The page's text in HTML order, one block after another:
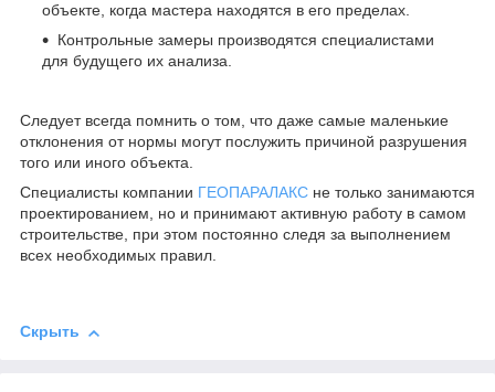
объекте, когда мастера находятся в его пределах.
Контрольные замеры производятся специалистами
для будущего их анализа.
Следует всегда помнить о том, что даже самые маленькие
отклонения от нормы могут послужить причиной разрушения
того или иного объекта.
Специалисты компании ГЕОПАРАЛАКС не только занимаются
проектированием, но и принимают активную работу в самом
строительстве, при этом постоянно следя за выполнением
всех необходимых правил.
Скрыть